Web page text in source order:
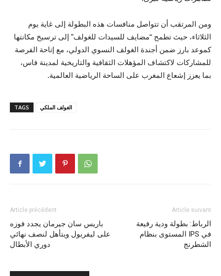
ومن المرتقب أن تتواصل منافسات هذه البطولة إلى غاية يوم
الثلاثاء، حيث تطمح “مضايف للسيدات للغولف” إلى ترسيخ مكانتها
كموعد بارز ضمن أجندة الغولف النسوي الدولي، مع إتاحة الفرصة
للمشاركات لاكتشاف المؤهلات الثقافية والتاريخية لمدينة فاس،
بما يعزز إشعاع المغرب على الساحة الرياضية العالمية.
TAGS الغولف الملكي
Article précédent
باريس سان جيرمان يجدد فوزه
على ليفربول ويتأهل لنصف نهائي
دوري الأبطال
Article suivant
الرباط: بطولة ودية رفيعة
المستوى بنظام IPS في
الشطرنج